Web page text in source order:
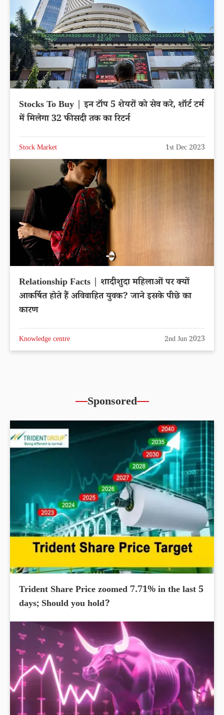
Stocks To Buy | इन टॉप 5 शेयरों को सेव करे, शॉर्ट टर्म
में मिलेगा 32 फीसदी तक का रिटर्न
Stock Market 1st Dec 2023
Relationship Facts | शादीशुदा महिलाओं पर क्यों
आकर्षित होते हैं अविवाहित युवक? जाने इसके पीछे का
कारण
Knowledge centre 2nd Jun 2023
Sponsored
Trident Share Price zoomed 7.71% in the last 5
days; Should you hold?